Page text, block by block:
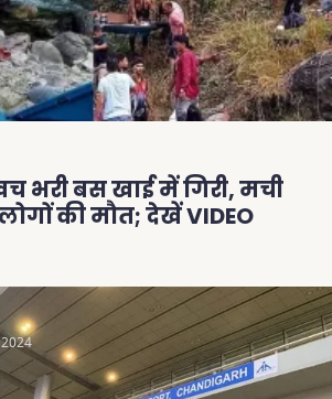
भरी बस खाई में गिरी, मची
की मौत; देखें VIDEO